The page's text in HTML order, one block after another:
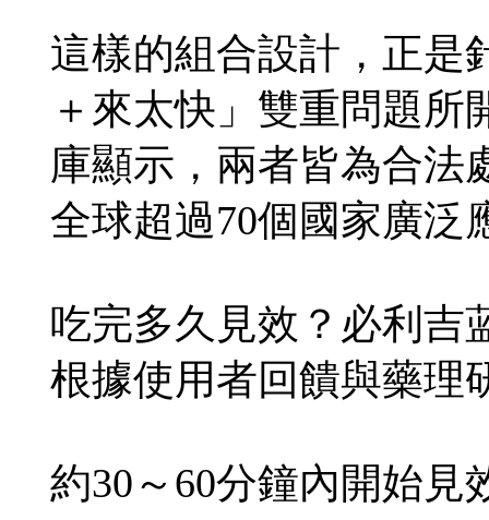
這樣的組合設計，正是
＋來太快」雙重問題
庫顯示，兩者皆為合法
全球超過70個國家廣泛
吃完多久見效？必利吉
根據使用者回饋與藥理
約30～60分鐘內開始見